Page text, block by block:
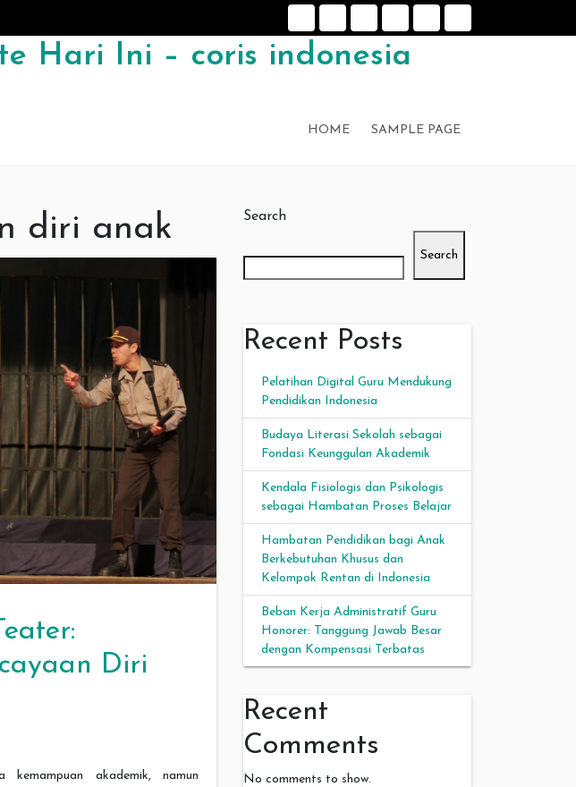
Hari Ini – coris indonesia
HOME SAMPLE PAGE
diri anak
Diri
akademik, namun
Search
Search
Recent Posts
Pelatihan Digital Guru Mendukung
Pendidikan Indonesia
Budaya Literasi Sekolah sebagai
Fondasi Keunggulan Akademik
Kendala Fisiologis dan Psikologis
sebagai Hambatan Proses Belajar
Hambatan Pendidikan bagi Anak
Berkebutuhan Khusus dan
Kelompok Rentan di Indonesia
Beban Kerja Administratif Guru
Honorer: Tanggung Jawab Besar
dengan Kompensasi Terbatas
Recent
Comments
No comments to show.